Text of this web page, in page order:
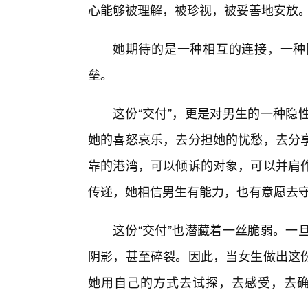
心能够被理解，被珍视，被妥善地安放
她期待的是一种相互的连接，一
垒。
这份“交付”，更是对男生的一种
她的喜怒哀乐，去分担她的忧愁，去
靠的港湾，可以倾诉的对象，可以并
传递，她相信男生有能力，也有意愿去
这份“交付”也潜藏着一丝脆弱。
阴影，甚至碎裂。因此，当女生做出
她用自己的方式去试探，去感受，去